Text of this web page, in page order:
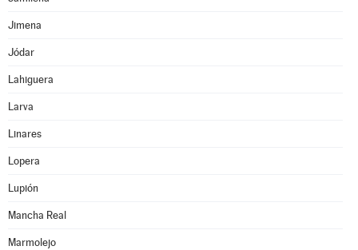
Jimena
Jódar
Lahiguera
Larva
Linares
Lopera
Lupión
Mancha Real
Marmolejo